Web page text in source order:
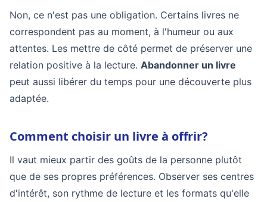
Non, ce n'est pas une obligation. Certains livres ne
correspondent pas au moment, à l'humeur ou aux
attentes. Les mettre de côté permet de préserver une
relation positive à la lecture. Abandonner un livre
peut aussi libérer du temps pour une découverte plus
adaptée.
Comment choisir un livre à offrir?
Il vaut mieux partir des goûts de la personne plutôt
que de ses propres préférences. Observer ses centres
d'intérêt, son rythme de lecture et les formats qu'elle